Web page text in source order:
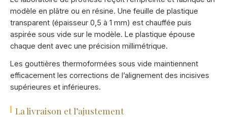
modèle en plâtre ou en résine. Une feuille de plastique
transparent (épaisseur 0,5 à 1 mm) est chauffée puis
aspirée sous vide sur le modèle. Le plastique épouse
chaque dent avec une précision millimétrique.
Les gouttières thermoformées sous vide maintiennent
efficacement les corrections de l’alignement des incisives
supérieures et inférieures.
La livraison et l’ajustement